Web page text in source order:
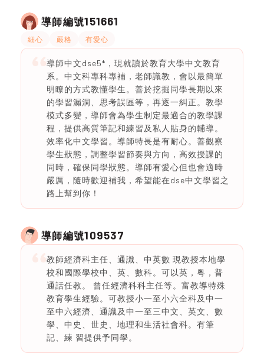
導師編號151661
細心 嚴格 有愛心
導師中文dse5*，現就讀於教育大學中文教育
系。中文科專科專補，老師識教，會以最簡單
明瞭的方式教懂學生。善於挖掘同學長期以來
的學習漏洞、思考誤區等，再逐一糾正。教學
模式多變，導師會為學生制定最適合的教學課
程，提供高質筆記和練習及私人貼身的輔導。
效率化中文學習。導師特長是有耐心。善觀察
學生狀態，調整學習節奏與方向，高效授課的
同時，確保同學狀態。導師有愛心但也會適時
嚴厲，隨時歡迎補我，希望能在dse中文學習之
路上幫到你！
導師編號109537
教師經濟科主任、通識、中英數 現教授本地學
校和國際學校中、英、數科。可以英，粤，普
通話任教。 曾任經濟科科主任等。富教導特殊
教育學生經驗。可教授小一至小六全科及中一
至中六經濟、通識及中一至三中文、英文、數
學、中史、世史、地理和生活社會科。有筆
記、練 習提供予同學。